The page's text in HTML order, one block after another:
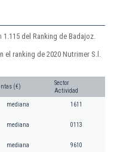
del Ranking de Badajoz.
ranking de 2020 Nutrimer S.l.
(€)
Sector
Actividad
mediana 1611
mediana 0113
mediana 9610